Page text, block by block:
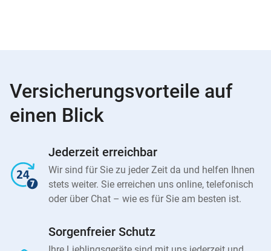
Versicherungsvorteile auf
einen Blick
Jederzeit erreichbar
Wir sind für Sie zu jeder Zeit da und helfen Ihnen
stets weiter. Sie erreichen uns online, telefonisch
oder über Chat – wie es für Sie am besten ist.
Sorgenfreier Schutz